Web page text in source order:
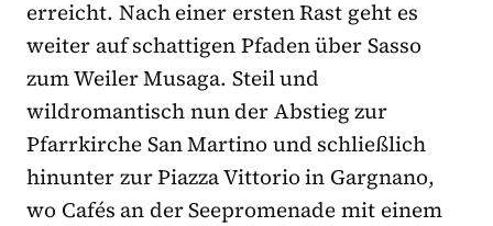
erreicht. Nach einer ersten Rast geht es
weiter auf schattigen Pfaden über Sasso
zum Weiler Musaga. Steil und
wildromantisch nun der Abstieg zur
Pfarrkirche San Martino und schließlich
hinunter zur Piazza Vittorio in Gargnano,
wo Cafés an der Seepromenade mit einem